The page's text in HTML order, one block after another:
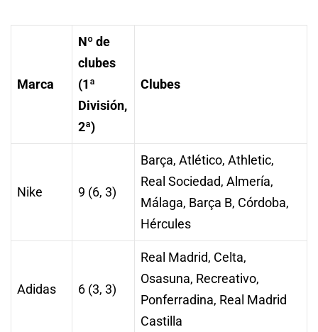
Marca
Nº de
clubes
(1ª
División,
2ª)
Clubes
Nike 9 (6, 3)
Barça, Atlético, Athletic,
Real Sociedad, Almería,
Málaga, Barça B, Córdoba,
Hércules
Adidas 6 (3, 3)
Real Madrid, Celta,
Osasuna, Recreativo,
Ponferradina, Real Madrid
Castilla